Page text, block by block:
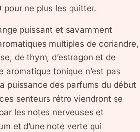
pour ne plus les quitter.
puissant et savamment
multiples de coriandre,
de thym, d’estragon et de
aromatique tonique n’est pas
puissance des parfums du début
senteurs rétro viendront se
les notes nerveuses et
et d’une note verte qui